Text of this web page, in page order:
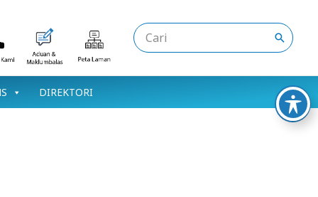
Search
for:
DIREKTORI